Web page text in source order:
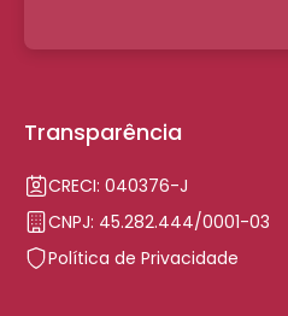
Transparência
CRECI: 040376-J
CNPJ: 45.282.444/0001-03
Política de Privacidade